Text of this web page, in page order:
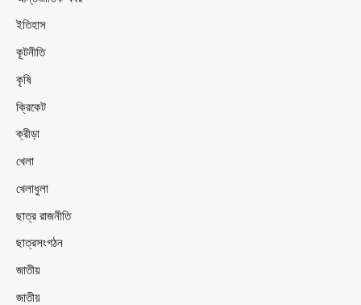
ইতিহাস
কূটনীতি
কৃষি
ক্রিকেট
ক্রীড়া
খেলা
খেলাধুলা
ছাত্র রাজনীতি
ছাত্রসংগঠন
জাতীয়
জাতীয়